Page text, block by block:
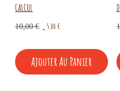
CALCUL
10,00€
Le
initial
était :
10,00 €.
5,00€
actuel
est :
5,00 €.
Ajouter Au Panier